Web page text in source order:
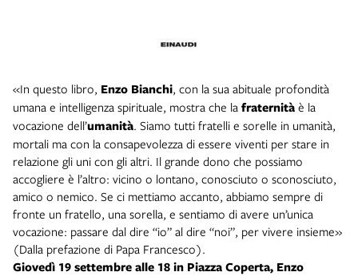
«In questo libro, Enzo Bianchi, con la sua abituale profondità
umana e intelligenza spirituale, mostra che la fraternità è la
vocazione dell’umanità. Siamo tutti fratelli e sorelle in umanità,
mortali ma con la consapevolezza di essere viventi per stare in
relazione gli uni con gli altri. Il grande dono che possiamo
accogliere è l’altro: vicino o lontano, conosciuto o sconosciuto,
amico o nemico. Se ci mettiamo accanto, abbiamo sempre di
fronte un fratello, una sorella, e sentiamo di avere un’unica
vocazione: passare dal dire “io” al dire “noi”, per vivere insieme»
(Dalla prefazione di Papa Francesco).
Giovedì 19 settembrealle 18 in Piazza Coperta, Enzo